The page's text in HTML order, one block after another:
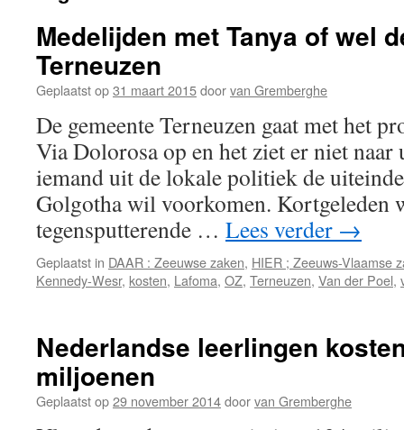
Medelijden met Tanya of wel
Terneuzen
Geplaatst op31 maart 2015doorvan Gremberghe
De gemeente Terneuzen gaat met het
Via Dolorosa op en het ziet er niet naar
iemand uit de lokale politiek de
Golgotha wil voorkomen. Kortgeleden
tegensputterende … Lees verder →
Geplaatst in DAAR : Zeeuwse zaken, HIER ; Zeeuws-Vlaamse
Kennedy-Wesr, kosten, Lafoma, OZ, Terneuzen, Van der Poel,
Nederlandse leerlingen
miljoenen
Geplaatst op29 november 2014doorvan Gremberghe